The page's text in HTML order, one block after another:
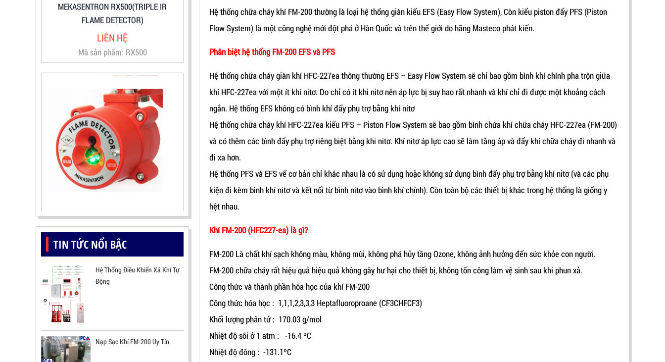
LIÊN HỆ
Mã sản phẩm: RX500
LIÊN HỆ
Mã sản phẩm: UX150
TIN TỨC NỔI BẬC
Hệ Thống Điều Khiển Xả Khí Tự
Động
Nạp Sạc Khí FM-200 Uy Tín
Hệ thống chữa cháy khí FM-200 thường là loại hệ thống giàn kiểu EFS (Easy Flow System), Còn kiểu piston đẩy PFS (Piston
Flow System) là một công nghệ mới đột phá ở Hàn Quốc và trên thế giới do hãng Masteco phát kiến.
Phân biệt hệ thống FM-200 EFS và PFS
Hệ thống chữa cháy giàn khí HFC-227ea thông thường EFS – Easy Flow System sẽ chỉ bao gồm bình khí chính pha trộn giữa
khí HFC-227ea với một ít khí nitơ. Do chỉ có ít khi nitơ nên áp lực bị suy hao rất nhanh và khí chỉ đi được một khoảng cách
ngắn. Hệ thống EFS không có bình khí đẩy phụ trợ bằng khí nitơ
Hệ thống chữa cháy khí HFC-227ea kiểu PFS – Piston Flow System sẽ bao gồm bình chứa khí chữa cháy HFC-227ea (FM-200)
và có thêm các bình đẩy phụ trợ riêng biệt bằng khi nitơ. Khí nitơ áp lực cao sẽ làm tăng áp và đẩy khí chữa cháy đi nhanh và
đi xa hơn.
Hệ thống PFS và EFS vể cơ bản chỉ khác nhau là có sử dụng hoặc không sử dụng bình đẩy phụ trợ bằng khí nitơ (và các phụ
kiện đi kèm bình khí nitơ và kết nối từ bình nitơ vào bình khí chính). Còn toàn bộ các thiết bị khác trong hệ thống là giống y
hệt nhau.
Khí FM-200 (HFC227-ea) là gì?
FM-200 Là chất khí sạch không màu, không mùi, không phá hủy tầng Ozone, không ảnh hưởng đến sức khỏe con người.
FM-200 chữa cháy rất hiệu quả hiệu quả không gây hư hại cho thiết bị, không tốn công làm vệ sinh sau khi phun xả.
Công thức và thành phần hóa học của khí FM-200
Công thức hóa học : 1,1,1,2,3,3,3 Heptafluoroproane (CF3CHFCF3)
Khối lượng phân tử : 170.03 g/mol
Nhiệt độ sôi ở 1 atm : -16.4 ºC
Nhiệt độ đông : -131.1ºC